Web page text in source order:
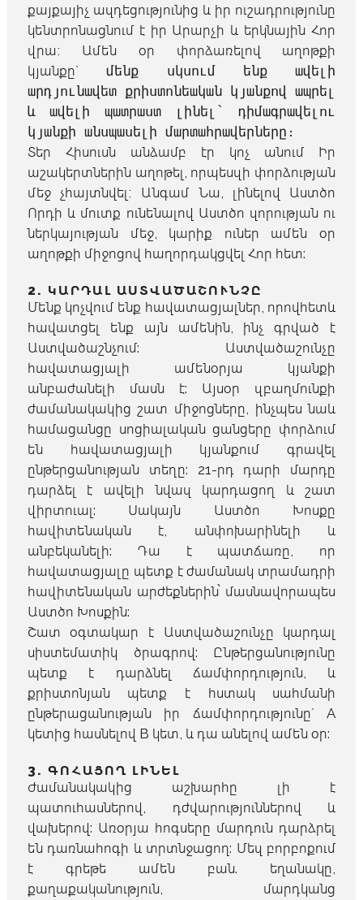
քայքայիչ ազդեցությունից և իր ուշադրությունը
կենտրոնացնում է իր Արարչի և երկնային Հոր
վրա։ Ամեն օր փորձառելով աղոթքի
կյանքը` մենք սկսում ենք ավելի
արդյունավետ քրիստոնեական կյանքով ապրել
և ավելի պատրաստ լինել` դիմագրավելու
կյանքի անսպասելի մարտահրավերները։
Տեր Հիսուսն անձամբ էր կոչ անում Իր
աշակերտներին աղոթել, որպեսզի փորձության
մեջ չհայտնվել։ Անգամ Նա, լինելով Աստծո
Որդի և մուտք ունենալով Աստծո զորության ու
ներկայության մեջ, կարիք ուներ ամեն օր
աղոթքի միջոցով հաղորդակցվել Հոր հետ:
2. ԿԱՐԴԱԼ ԱՍՏՎԱԾԱՇՈՒՆՉԸ
Մենք կոչվում ենք հավատացյալներ, որովհետև
հավատցել ենք այն ամենին, ինչ գրված է
Աստվածաշնչում: Աստվածաշունչը
հավատացյալի ամենօրյա կյանքի
անբաժանելի մասն է: Այսօր զբաղմունքի
ժամանակակից շատ միջոցները, ինչպես նաև
համացանցը սոցիալական ցանցերը փորձում
են հավատացյալի կյանքում գրավել
ընթերցանության տեղը: 21-րդ դարի մարդը
դարձել է ավելի նվազ կարդացող և շատ
վիրտուալ: Սակայն Աստծո Խոսքը
հավիտենական է, անփոխարինելի և
անբեկանելի: Դա է պատճառը, որ
հավատացյալը պետք է ժամանակ տրամադրի
հավիտենական արժեքներին՝ մասնավորապես
Աստծո Խոսքին:
Շատ օգտակար է Աստվածաշունչը կարդալ
սիստեմատիկ ծրագրով: Ընթերցանությունը
պետք է դարձնել ճամփորդություն, և
քրիստոնյան պետք է հստակ սահմանի
ընթերացանության իր ճամփորդությունը` A
կետից հասնելով B կետ, և դա անելով ամեն օր:
3. ԳՈՀԱՑՈՂ ԼԻՆԵԼ
Ժամանակակից աշխարհը լի է
պատուհասներով, դժվարություններով և
վախերով: Առօրյա հոգսերը մարդուն դարձրել
են դառնահոգի և տրտնջացող: Մեզ բորբոքում
է գրեթե ամեն բան. եղանակը,
քաղաքականություն, մարդկանց